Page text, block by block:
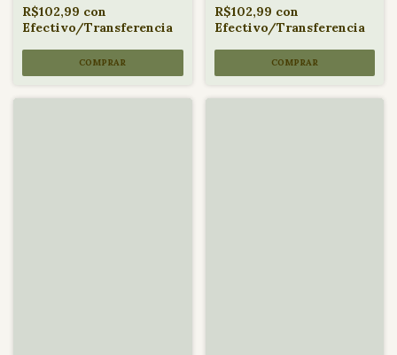
R$102,99 con
Efectivo/Transferencia
COMPRAR
R$102,99 con
Efectivo/Transferencia
COMPRAR